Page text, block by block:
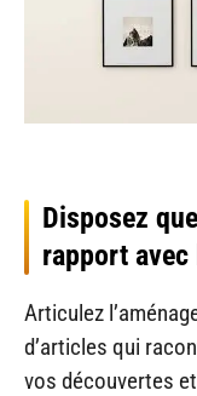
Disposez
rapport avec
Articulez
d’articles qui
vos découvertes